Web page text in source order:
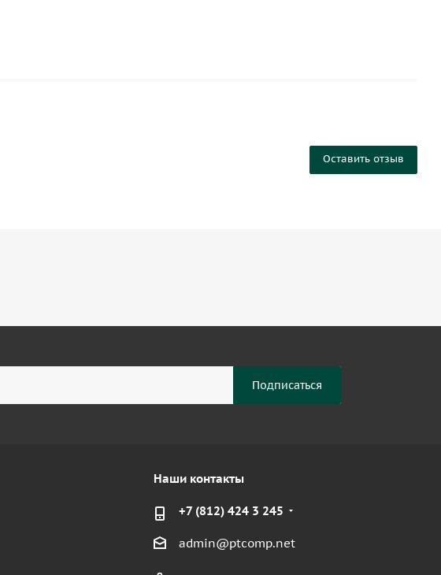
Оставить отзыв
Наши контакты
+7 (812) 424 3 245
admin@ptcomp.net